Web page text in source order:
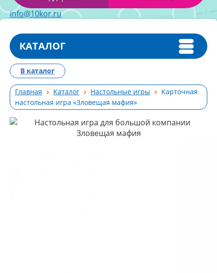
info@10kor.ru
КАТАЛОГ
Главная Каталог Настольные игры
Карточная
настольная игра «Зловещая мафия»
В каталог